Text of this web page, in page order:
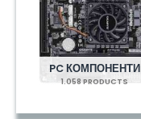
PC КОМПОНЕНТИ
1.058 PRODUCTS